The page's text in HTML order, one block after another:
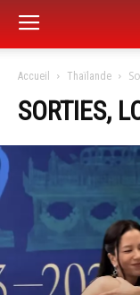
Accueil Thaïlande
SORTIES,